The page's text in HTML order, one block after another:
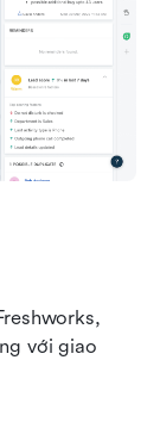
với giao